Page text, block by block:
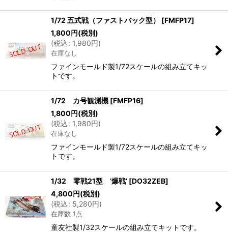
1/72 五式戦（ファストバック型） [FMFP17]
1,800円(税別)
(税込: 1,980円)
在庫なし
ファインモールド製1/72スケールの組み立てキッ
トです。
1/72 カ号観測機 [FMFP16]
1,800円(税別)
(税込: 1,980円)
在庫なし
ファインモールド製1/72スケールの組み立てキッ
トです。
1/32 零戦21型 ’爆戦’ [DO32ZEB]
4,800円(税別)
(税込: 5,280円)
在庫数 1点
童友社製1/32スケールの組み立てキットです。